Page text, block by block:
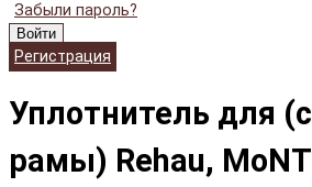
Забыли пароль?
Войти
Регистрация
Уплотнитель для
рамы) Rehau,